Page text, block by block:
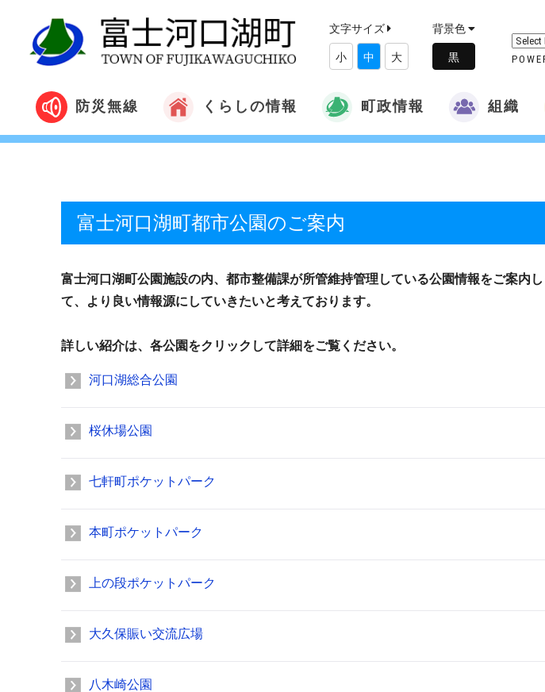
文字サイズ
小 中 大
背景色
防災無線 くらしの情報 町政情報 組織
富士河口湖町都市公園のご案内
富士河口湖町公園施設の内、都市整備課が所管維持管理している公園情報をご案内
て、より良い情報源にしていきたいと考えております。
詳しい紹介は、各公園をクリックして詳細をご覧ください。
河口湖総合公園
桜休場公園
七軒町ポケットパーク
本町ポケットパーク
上の段ポケットパーク
大久保賑い交流広場
八木崎公園